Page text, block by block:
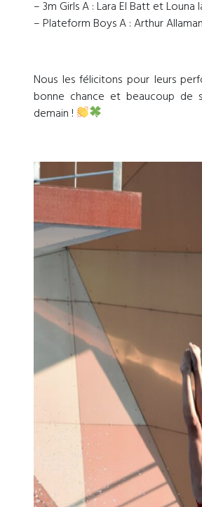
– 3m Girls A : Lara El Batt et Louna
– Plateform Boys A : Arthur
Nous les félicitons pour leurs
bonne chance et beaucoup de
demain !